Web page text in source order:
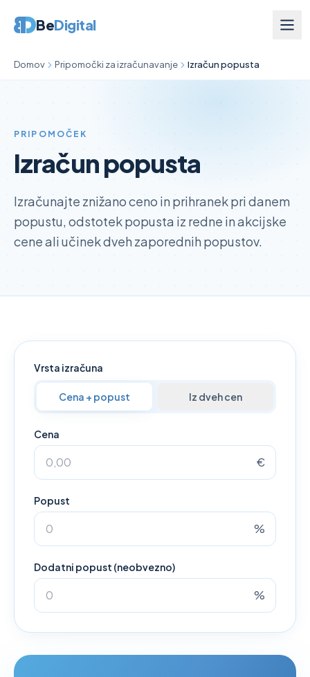
BeDigital
Domov Pripomočki za izračunavanje Izračun popusta
PRIPOMOČEK
Izračun popusta
Izračunajte znižano ceno in prihranek pri danem
popustu, odstotek popusta iz redne in akcijske
cene ali učinek dveh zaporednih popustov.
Vrsta izračuna
Cena + popust Iz dveh cen
Cena
€
Popust
%
Dodatni popust (neobvezno)
%